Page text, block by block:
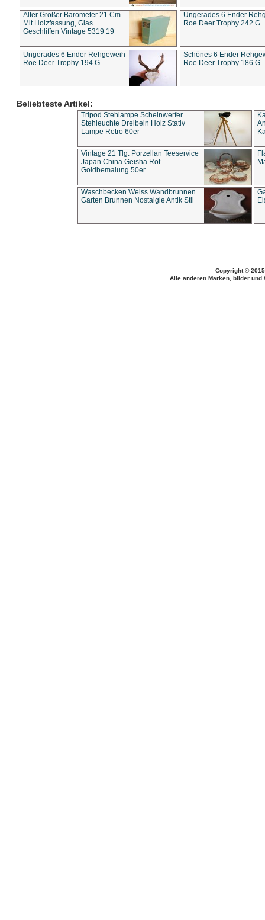
Alter Großer Barometer 21 Cm
Mit Holzfassung, Glas
Geschliffen Vintage 5319 19
Ungerades 6 Ender
Roe Deer Trophy 242 G
Ungerades 6 Ender Rehgeweih
Roe Deer Trophy 194 G
Schönes 6 Ender
Roe Deer Trophy 186 G
Beliebteste Artikel:
Tripod Stehlampe Scheinwerfer
Stehleuchte Dreibein Holz Stativ
Lampe Retro 60er
Vintage 21 Tlg. Porzellan Teeservice
Japan China Geisha Rot
Goldbemalung 50er
Waschbecken Weiss Wandbrunnen
Garten Brunnen Nostalgie Antik Stil
Copyright ©
Alle anderen Marken, bilder und